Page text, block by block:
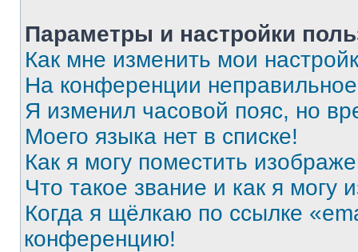
Параметры и настройки
Как мне изменить мои
На конференции
Я изменил часовой пояс, но
Моего языка нет в списке!
Как я могу поместить
Что такое звание и как я могу
Когда я щёлкаю по ссылке
конференцию!